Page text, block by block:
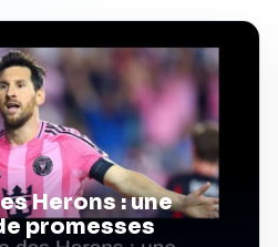
Herons : une
promesses